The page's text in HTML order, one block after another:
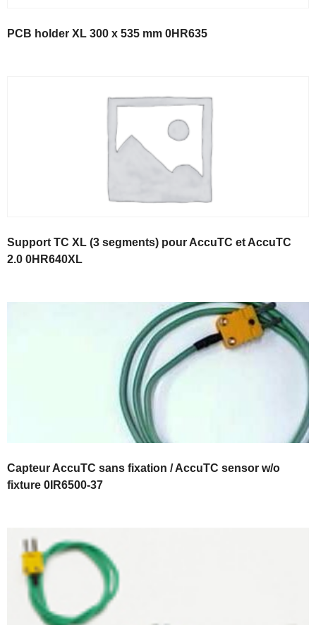
PCB holder XL 300 x 535 mm 0HR635
Support TC XL (3 segments) pour AccuTC et AccuTC
2.0 0HR640XL
Capteur AccuTC sans fixation / AccuTC sensor w/o
fixture 0IR6500-37